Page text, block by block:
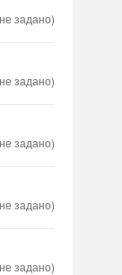
задано)
задано)
задано)
задано)
задано)